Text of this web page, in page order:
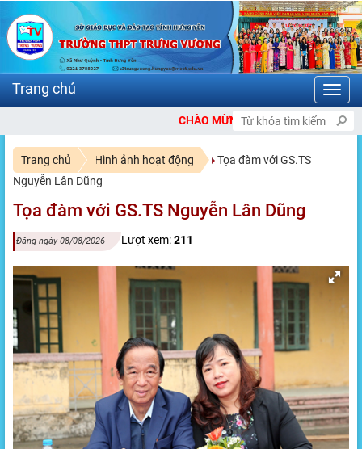
CHÀO MỪNG BẠN ĐẾN VỚI CỔNG THÔNG TIN
Trang chủ Hình ảnh hoạt động
Tọa đàm với GS.TS
Nguyễn Lân Dũng
Tọa đàm với GS.TS Nguyễn Lân Dũng
Đăng ngày 08/08/2026 Lượt xem:211